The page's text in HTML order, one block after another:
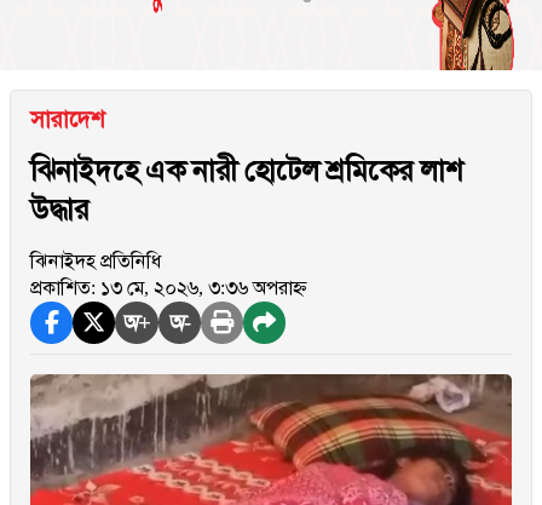
সারাদেশ
ঝিনাইদহে এক নারী হোটেল শ্রমিকের লাশ
উদ্ধার
ঝিনাইদহ প্রতিনিধি
প্রকাশিত: ১৩ মে, ২০২৬, ৩:৩৬ অপরাহ্ন
অ+ অ-